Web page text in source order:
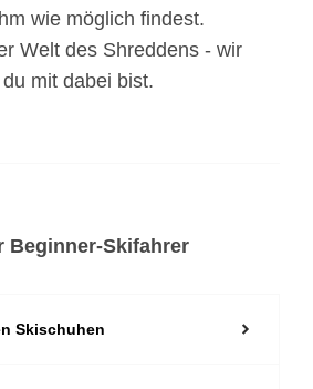
wie möglich findest.
Welt des Shreddens - wir
mit dabei bist.
Beginner-Skifahrer
Skischuhen